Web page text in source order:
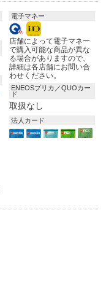
電子マネー
店舗によって電子マネー
で購入可能な商品が異な
る場合がありますので、
詳細は各店舗にお問い合
わせください。
ENEOSプリカ／QUOカー
ド
取扱なし
法人カード